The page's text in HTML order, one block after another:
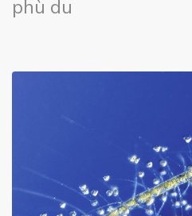
phù du